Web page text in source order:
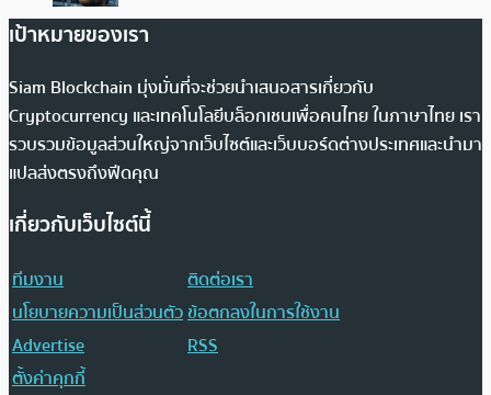
เป้าหมายของเรา
Siam Blockchain มุ่งมั่นที่จะช่วยนำเสนอสารเกี่ยวกับ
Cryptocurrency และเทคโนโลยีบล็อกเชนเพื่อคนไทย ในภาษาไทย เรา
รวบรวมข้อมูลส่วนใหญ่จากเว็บไซต์และเว็บบอร์ดต่างประเทศและนำมา
แปลส่งตรงถึงฟีดคุณ
เกี่ยวกับเว็บไซต์นี้
ทีมงาน
ติดต่อเรา
นโยบายความเป็นส่วนตัวข้อตกลงในการใช้งาน
Advertise
RSS
ตั้งค่าคุกกี้